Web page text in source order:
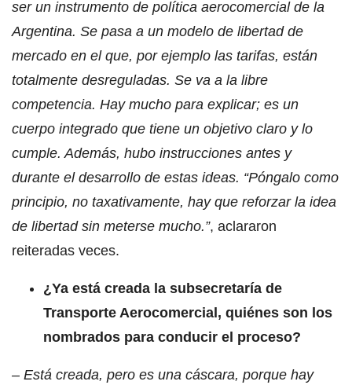
ser un instrumento de política aerocomercial de la
Argentina. Se pasa a un modelo de libertad de
mercado en el que, por ejemplo las tarifas, están
totalmente desreguladas. Se va a la libre
competencia. Hay mucho para explicar; es un
cuerpo integrado que tiene un objetivo claro y lo
cumple. Además, hubo instrucciones antes y
durante el desarrollo de estas ideas. “Póngalo como
principio, no taxativamente, hay que reforzar la idea
de libertad sin meterse mucho.”, aclararon
reiteradas veces.
¿Ya está creada la subsecretaría de
Transporte Aerocomercial, quiénes son los
nombrados para conducir el proceso?
– Está creada, pero es una cáscara, porque hay